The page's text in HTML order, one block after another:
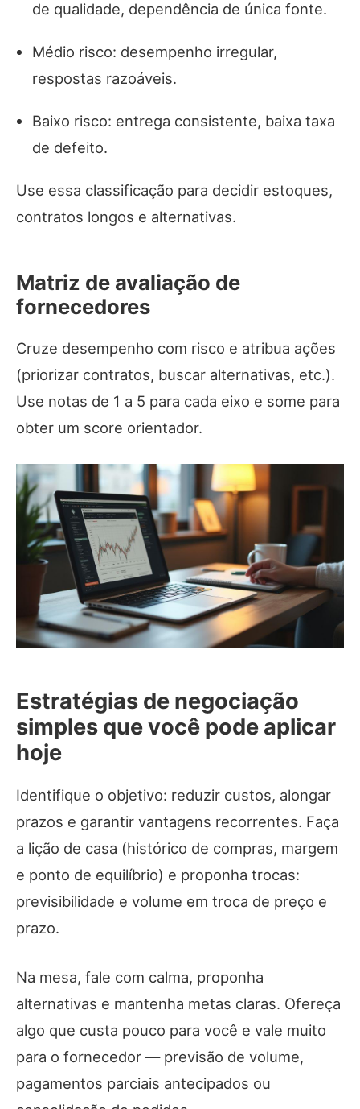
de qualidade, dependência de única fonte.
Médio risco: desempenho irregular,
respostas razoáveis.
Baixo risco: entrega consistente, baixa taxa
de defeito.
Use essa classificação para decidir estoques,
contratos longos e alternativas.
Matriz de avaliação de
fornecedores
Cruze desempenho com risco e atribua ações
(priorizar contratos, buscar alternativas, etc.).
Use notas de 1 a 5 para cada eixo e some para
obter um score orientador.
Estratégias de negociação
simples que você pode aplicar
hoje
Identifique o objetivo: reduzir custos, alongar
prazos e garantir vantagens recorrentes. Faça
a lição de casa (histórico de compras, margem
e ponto de equilíbrio) e proponha trocas:
previsibilidade e volume em troca de preço e
prazo.
Na mesa, fale com calma, proponha
alternativas e mantenha metas claras. Ofereça
algo que custa pouco para você e vale muito
para o fornecedor — previsão de volume,
pagamentos parciais antecipados ou